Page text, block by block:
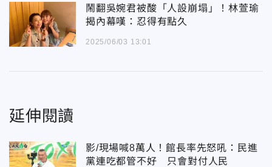
鬧翻吳婉君被酸「人設崩塌」！林萱瑜
揭內幕嘆：忍得有點久
2025/06/03 13:01
延伸閱讀
影/現場喊8萬人！館長率先怒吼：民進
黨連吃都管不好 只會對付人民